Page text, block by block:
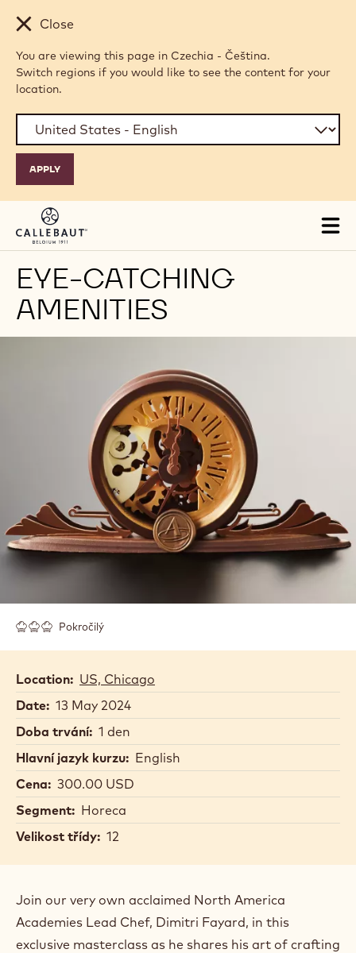
Skip to main content
Close
You are viewing this page in Czechia - Čeština.
Switch regions if you would like to see the content for your
location.
EYE-CATCHING
AMENITIES
Pokročilý
Location: US, Chicago
Date: 13 May 2024
Doba trvání: 1 den
Hlavní jazyk kurzu: English
Cena: 300.00 USD
Segment: Horeca
Velikost třídy: 12
Join our very own acclaimed North America
Academies Lead Chef, Dimitri Fayard, in this
exclusive masterclass as he shares his art of crafting